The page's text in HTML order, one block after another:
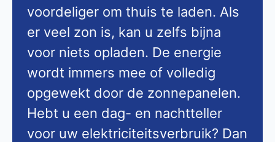
voordeliger om thuis te laden. Als
er veel zon is, kan u zelfs bijna
voor niets opladen. De energie
wordt immers mee of volledig
opgewekt door de zonnepanelen.
Hebt u een dag- en nachtteller
voor uw elektriciteitsverbruik? Dan